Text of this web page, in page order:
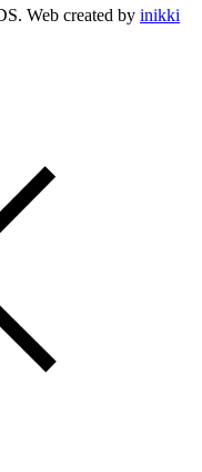
Web created by inikki